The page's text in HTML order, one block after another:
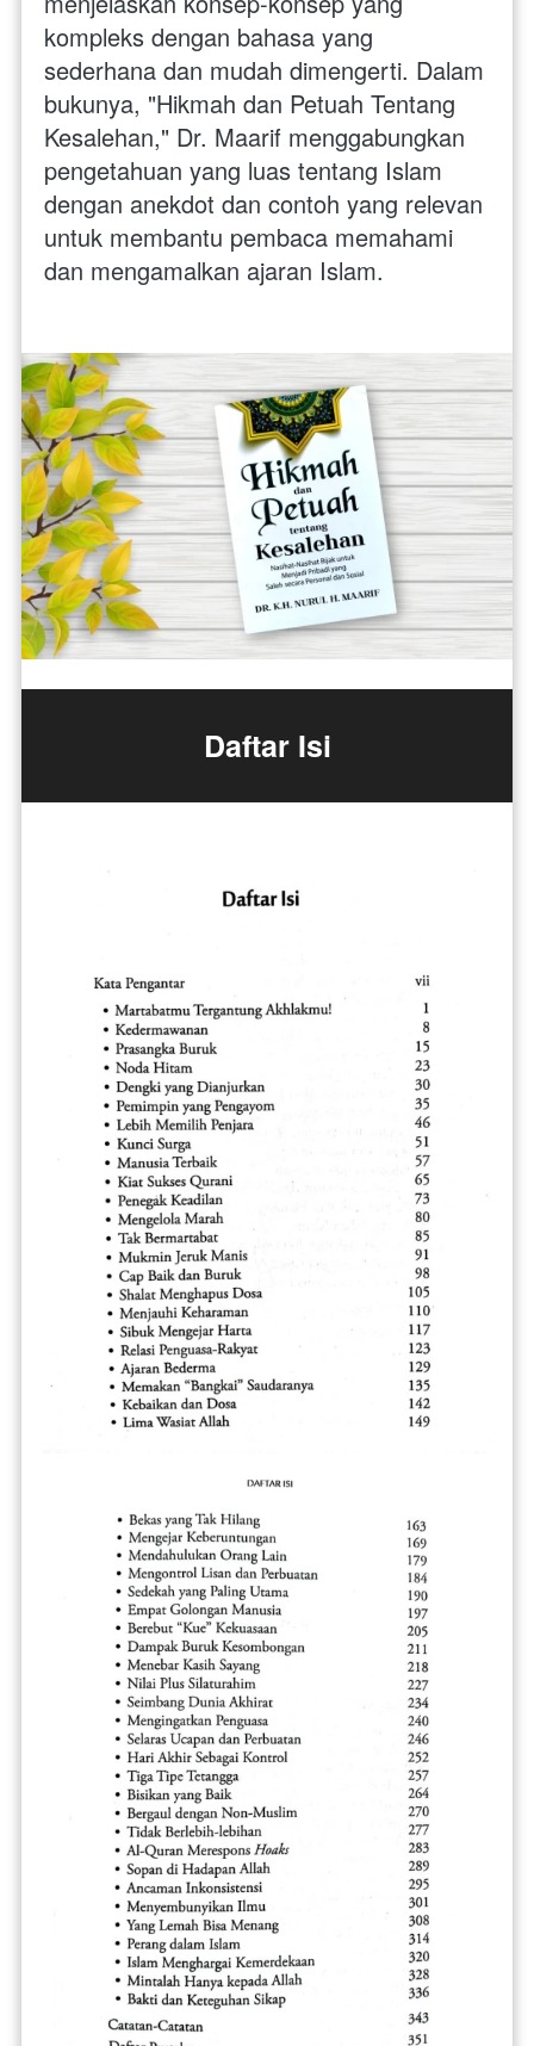
kompleks dengan bahasa yang
sederhana dan mudah dimengerti. Dalam
bukunya, "Hikmah dan Petuah Tentang
Kesalehan," Dr. Maarif menggabungkan
pengetahuan yang luas tentang Islam
dengan anekdot dan contoh yang relevan
untuk membantu pembaca memahami
dan mengamalkan ajaran Islam.
Daftar Isi